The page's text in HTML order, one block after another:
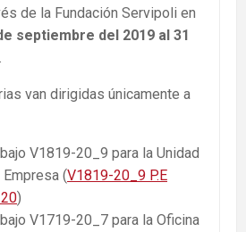
de la Fundación Servipoli en
septiembre del 2019 al 31
.
van dirigidas únicamente a
V1819-20_9 para la Unidad
(V1819-20_9 P.E
)
V1719-20_7 para la Oficina